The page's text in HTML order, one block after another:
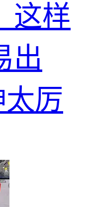
这样
出
厉